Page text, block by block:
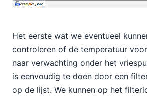
Het eerste wat we eventueel
controleren of de temperatuur
naar verwachting onder het
is eenvoudig te doen door een
op de lijst. We kunnen op het